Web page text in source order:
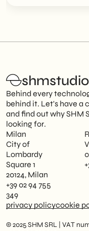
shmstudio
Behind every
behind it. Let's have a
and find out why SHM
looking for.
Milan
City of
Lombardy
Square 1
20124, Milan
+39 02 94 755
349
privacy policycookie
© 2025 SHM SRL | VAT